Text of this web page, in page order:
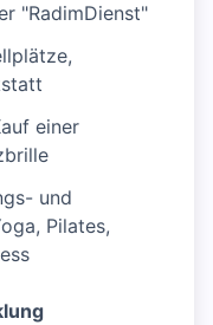
"RadimDienst"
einer
und
Pilates,